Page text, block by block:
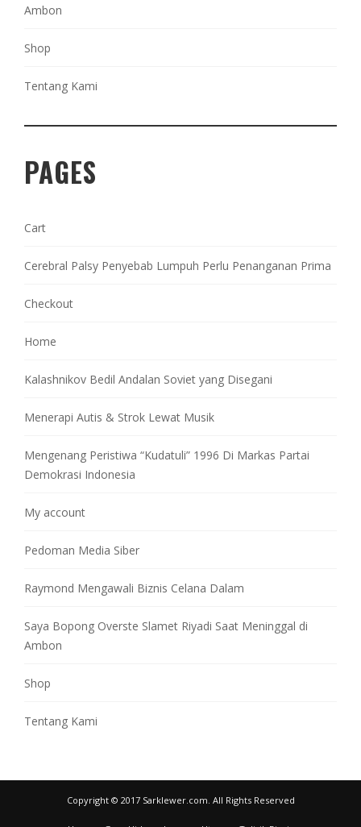
Ambon
Shop
Tentang Kami
PAGES
Cart
Cerebral Palsy Penyebab Lumpuh Perlu Penanganan Prima
Checkout
Home
Kalashnikov Bedil Andalan Soviet yang Disegani
Menerapi Autis & Strok Lewat Musik
Mengenang Peristiwa “Kudatuli” 1996 Di Markas Partai
Demokrasi Indonesia
My account
Pedoman Media Siber
Raymond Mengawali Biznis Celana Dalam
Saya Bopong Overste Slamet Riyadi Saat Meninggal di
Ambon
Shop
Tentang Kami
Copyright © 2017 Sarklewer.com. All Rights Reserved